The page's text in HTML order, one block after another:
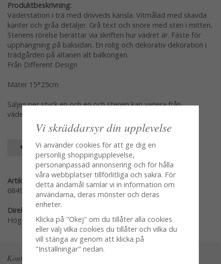
Produktbeskrivning:
Väderstation i trä med drivveds känsla. Vitmålad med skavda
kanter och gråa detaljer. Grå text och snöre med sten i mitten.
Stenens rörelse berättar via skriften hur vädret är. Fäste för
upphängning på baksidan. En rolig och dekorativ dekoration i
trädgården på altanen alt balkongen.
Från Different Design
Mäter 15*25cm
Säljes per styck en och en och stenen kan variera från
väderstation till väderstation mot bilden
SPARA SOM FAVORIT
Artikelnummer:
6849-V
Direktlänk:
Högerklicka och kopiera adressen
Kontakta oss
Vi skräddarsyr din upplevelse
Vi använder cookies för att ge dig en
personlig shoppingupplevelse,
personanpassad annonsering och för hålla
våra webbplatser tillförlitliga och säkra. För
detta ändamål samlar vi in information om
användarna, deras mönster och deras
enheter.
Klicka på "Okej" om du tillåter alla cookies
eller välj vilka cookies du tillåter och vilka du
vill stänga av genom att klicka på
"Inställningar" nedan.